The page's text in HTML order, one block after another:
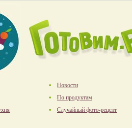
Новости
По продуктам
Случайный фото-рецепт